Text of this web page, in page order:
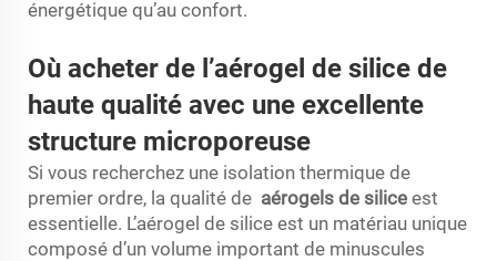
énergétique qu’au confort.
Où acheter de l’aérogel de silice de
haute qualité avec une excellente
structure microporeuse
Si vous recherchez une isolation thermique de
premier ordre, la qualité de aérogels de silice est
essentielle. L’aérogel de silice est un matériau unique
composé d’un volume important de minuscules